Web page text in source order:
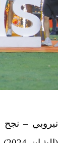
نيروبي – نجح